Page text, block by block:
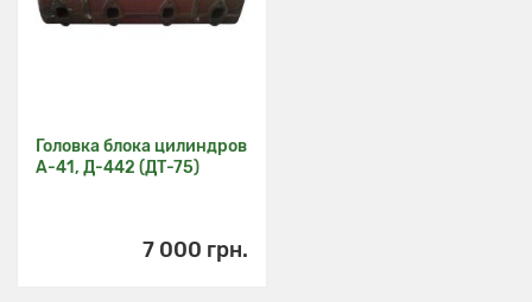
Головка блока цилиндров
А-41, Д-442 (ДТ-75)
7 000 грн.